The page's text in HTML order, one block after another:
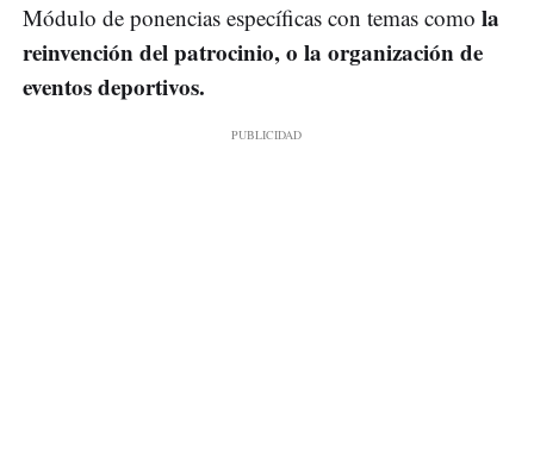
Módulo de ponencias específicas con temas como la
reinvención del patrocinio, o la organización de
eventos deportivos.